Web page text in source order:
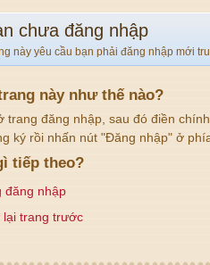
chưa đăng nhập
này yêu cầu bạn phải đăng nhập mới
này như thế nào?
trang đăng nhập, sau đó điền
ký rồi nhấn nút "Đăng nhập" ở
tiếp theo?
đăng nhập
lại trang trước